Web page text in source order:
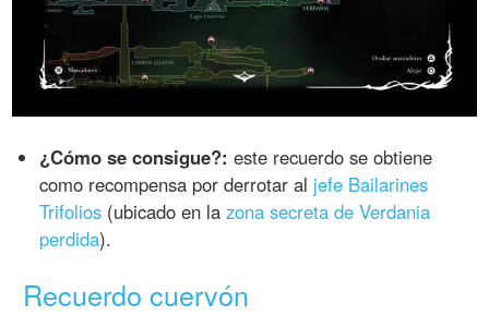
¿Cómo se consigue?: este recuerdo se obtiene
como recompensa por derrotar al jefe Bailarines
Trifolios (ubicado en lazona secreta de Verdania
perdida).
Recuerdo cuervón